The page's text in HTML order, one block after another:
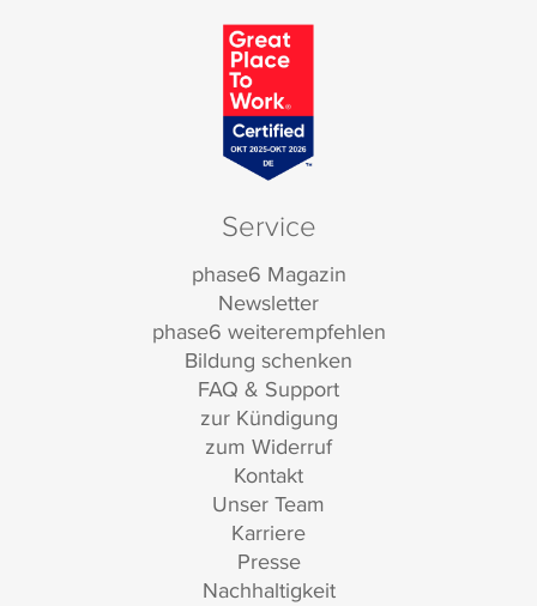
Service
phase6 Magazin
Newsletter
phase6 weiterempfehlen
Bildung schenken
FAQ & Support
zur Kündigung
zum Widerruf
Kontakt
Unser Team
Karriere
Presse
Nachhaltigkeit